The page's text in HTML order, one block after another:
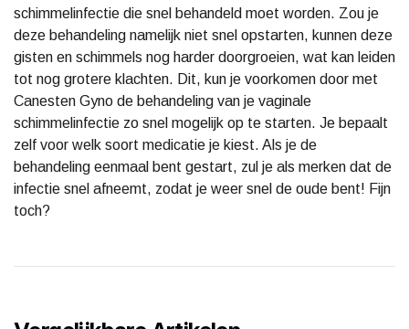
schimmelinfectie die snel behandeld moet worden. Zou je
deze behandeling namelijk niet snel opstarten, kunnen deze
gisten en schimmels nog harder doorgroeien, wat kan leiden
tot nog grotere klachten. Dit, kun je voorkomen door met
Canesten Gyno de behandeling van je vaginale
schimmelinfectie zo snel mogelijk op te starten. Je bepaalt
zelf voor welk soort medicatie je kiest. Als je de
behandeling eenmaal bent gestart, zul je als merken dat de
infectie snel afneemt, zodat je weer snel de oude bent! Fijn
toch?